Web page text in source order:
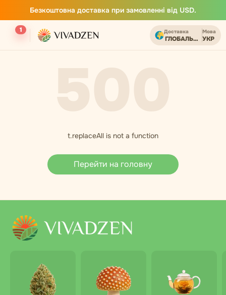
Безкоштовна доставка при замовленні від USD.
1 Доставка
ГЛОБАЛЬНИЙ
Мова
УКР
t.replaceAll is not a function
Перейти на головну